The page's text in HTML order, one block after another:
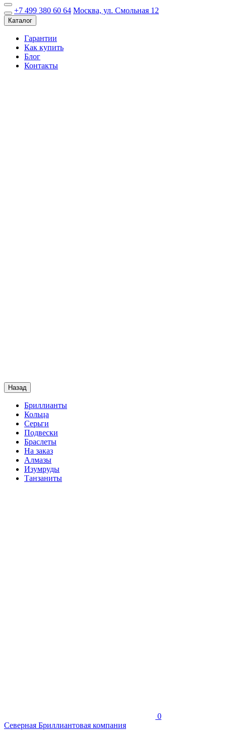
+7 499 380 60 64 Москва, ул. Смольная 12
Каталог
Гарантии
Как купить
Блог
Контакты
Назад
Бриллианты
Кольца
Серьги
Подвески
Браслеты
На заказ
Алмазы
Изумруды
Танзаниты
0
Северная Бриллиантовая компания